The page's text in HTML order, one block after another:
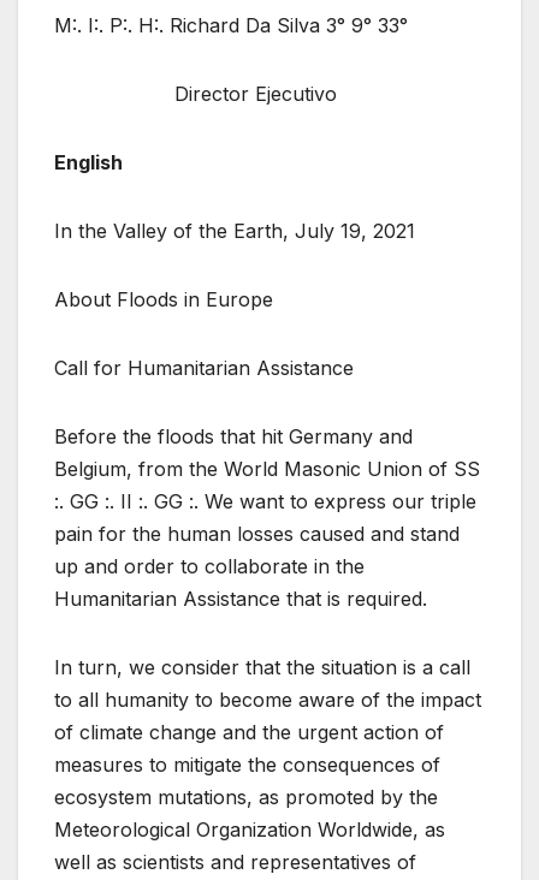
M:. I:. P:. H:. Richard Da Silva 3° 9° 33°
Director Ejecutivo
English
In the Valley of the Earth, July 19, 2021
About Floods in Europe
Call for Humanitarian Assistance
Before the floods that hit Germany and
Belgium, from the World Masonic Union of SS
:. GG :. II :. GG :. We want to express our triple
pain for the human losses caused and stand
up and order to collaborate in the
Humanitarian Assistance that is required.
In turn, we consider that the situation is a call
to all humanity to become aware of the impact
of climate change and the urgent action of
measures to mitigate the consequences of
ecosystem mutations, as promoted by the
Meteorological Organization Worldwide, as
well as scientists and representatives of